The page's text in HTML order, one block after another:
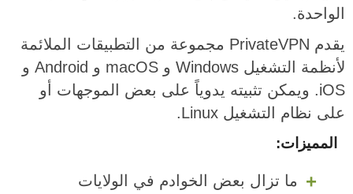
الواحدة.
يقدم PrivateVPN مجموعة من التطبيقات الملائمة
لأنظمة التشغيل Windows و macOS و Android و
iOS. ويمكن تثبيته يدوياً على بعض الموجهات أو
على نظام التشغيل Linux.
المميزات:
ما تزال بعض الخوادم في الولايات